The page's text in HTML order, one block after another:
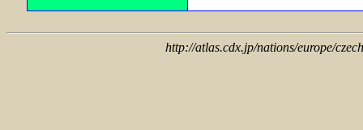
http://atlas.cdx.jp/nations/europe/